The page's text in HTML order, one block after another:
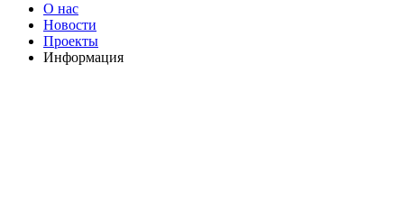
О нас
Новости
Проекты
Информация